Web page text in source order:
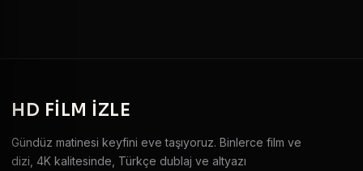
HD FILM IZLE
Gündüz matinesi keyfini eve taşıyoruz. Binlerce film ve
dizi, 4K kalitesinde, Türkçe dublaj ve altyazı